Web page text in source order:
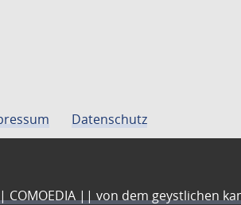
Datenschutz
COMOEDIA || von dem geystlichen